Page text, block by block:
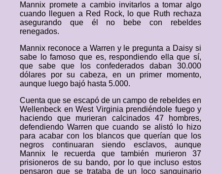
Mannix promete a cambio invitarlos a tomar algo
cuando lleguen a Red Rock, lo que Ruth rechaza
asegurando que él no bebe con rebeldes
renegados.
Mannix reconoce a Warren y le pregunta a Daisy si
sabe lo famoso que es, respondiendo ella que sí,
que sabe que los confederados daban 30.000
dólares por su cabeza, en un primer momento,
aunque luego bajó hasta 5.000.
Cuenta que se escapó de un campo de rebeldes en
Wellenbeck en West Virginia prendiéndole fuego y
haciendo que murieran calcinados 47 hombres,
defendiendo Warren que cuando se alistó lo hizo
para acabar con los blancos que querían que los
negros continuaran siendo esclavos, aunque
Mannix le recuerda que también murieron 37
prisioneros de su bando, por lo que incluso estos
pensaron que se trataba de un loco sanguinario